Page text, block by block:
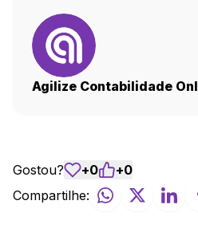
Agilize Contabilidade
Gostou? +0 +0
Compartilhe: